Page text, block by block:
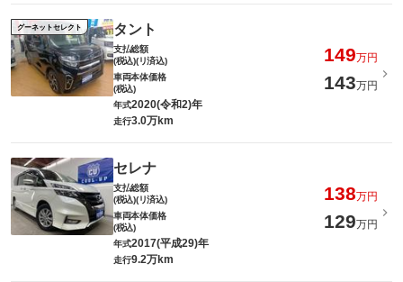
グーネットセレクト タント
支払総額
(税込)(リ済込)
149万円
車両本体価格
(税込)
143万円
年式2020(令和2)年
走行3.0万km
セレナ
支払総額
(税込)(リ済込)
138万円
車両本体価格
(税込)
129万円
年式2017(平成29)年
走行9.2万km